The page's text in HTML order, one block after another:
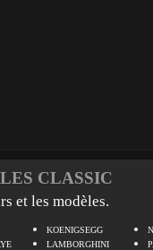
CLASSIC
et les modèles.
KOENIGSEGG
LAMBORGHINI